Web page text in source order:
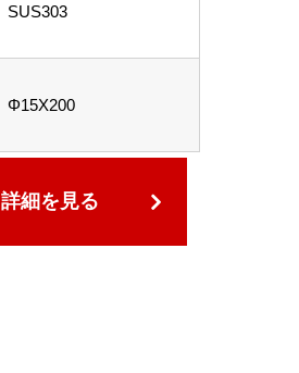
SUS303
Φ15X200
詳細を見る